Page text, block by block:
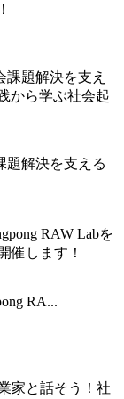
題解決を支える
RA...